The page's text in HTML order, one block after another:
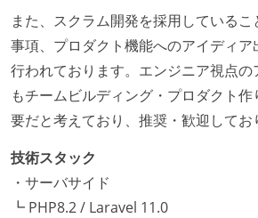
また、スクラム開発を採用している
事項、プロダクト機能へのアイディ
行われております。エンジニア視点
もチームビルディング・プロダクト
要だと考えており、推奨・歓迎してお
技術スタック
・サーバサイド
┗ PHP8.2 / Laravel 11.0